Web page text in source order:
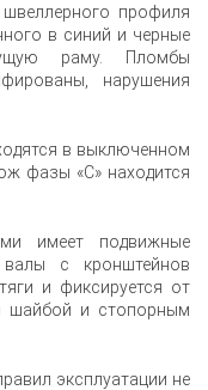
профиля
в синий и черные
раму. Пломбы
нарушения
в выключенном
фазы «С» находится
имеет подвижные
валы с кронштейнов
и фиксируется от
шайбой и стопорным
эксплуатации не